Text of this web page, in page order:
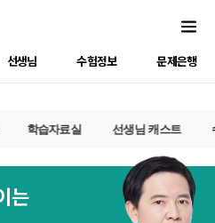
선생님 수험정보 문제은행
학습자료실 선생님 캐스트
는